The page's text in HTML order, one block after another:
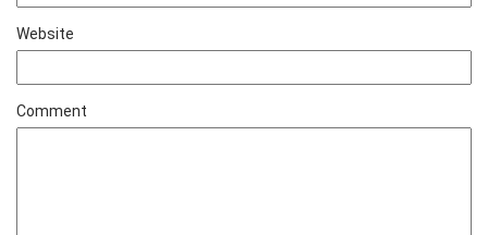
Website
Comment